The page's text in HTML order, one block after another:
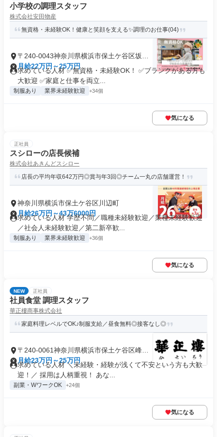
小学校の調理スタッフ
株式会社安田物産
無資格・未経験OK！健康と笑顔を支える✨調理のお仕事(04)
〒240-0043神奈川県横浜市保土ケ谷区坂本
町
月給22万円～25万円
求めている人材 ✅無資格・未経験OK！ ✅ブランクがある方も
大歓迎 ✅家庭と仕事を両立...
制服あり 業界未経験歓迎 +34個
気になる
正社員
スシローの店長候補
株式会社あきんどスシロー
店長の平均年収642万円◎賞与年3回◎チーム一丸の店舗運営！
神奈川県横浜市保土ケ谷区川辺町
月給26万円～43万6000円
求めている人材 学歴不問／職種未経験歓迎／業種未経験歓迎
／社会人未経験歓迎／第二新卒歓...
制服あり 業界未経験歓迎 +36個
気になる
NEW 正社員
社員食堂 調理スタッフ
華正樓商事株式会社
家庭料理レベルでOK♪制服支給／昼食無料◎接客なし◎
〒240-0061神奈川県横浜市保土ケ谷区峰沢
町
月給23万円～25万円
求めている人材 ＼未経験・経験が浅くて不安という方も大歓
迎！／ 採用は人柄重視！ あな...
副業・WワークOK +24個
気になる